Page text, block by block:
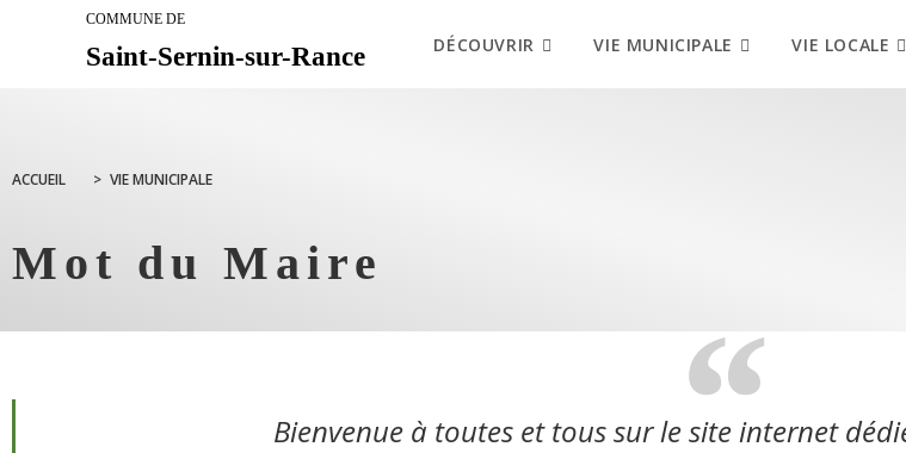
COMMUNE DE
Saint-Sernin-sur-Rance DÉCOUVRIR VIE MUNICIPALE VIE LOCALE
ACCUEIL > VIE MUNICIPALE
Mot du Maire
Bienvenue à toutes et tous sur le site internet